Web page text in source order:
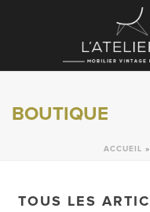
BOUTIQUE
ACCUEIL »
TOUS LES